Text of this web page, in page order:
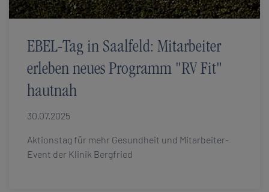
EBEL-Tag in Saalfeld: Mitarbeiter
erleben neues Programm "RV Fit"
hautnah
30.07.2025
Aktionstag für mehr Gesundheit und Mitarbeiter-
Event der Klinik Bergfried